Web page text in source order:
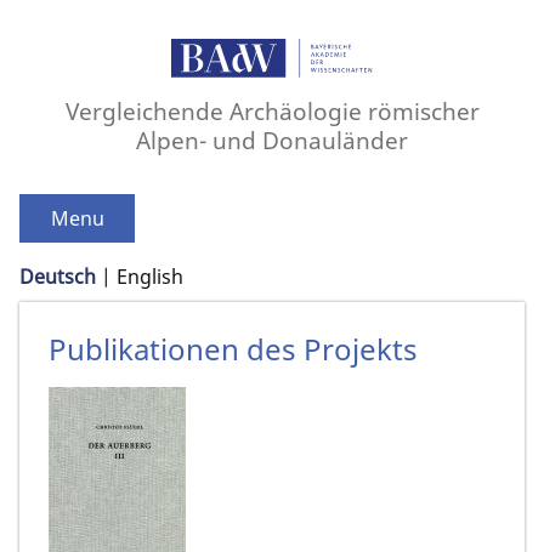
Vergleichende Archäologie römischer
Alpen- und Donauländer
Menu
Deutsch English
Publikationen des Projekts